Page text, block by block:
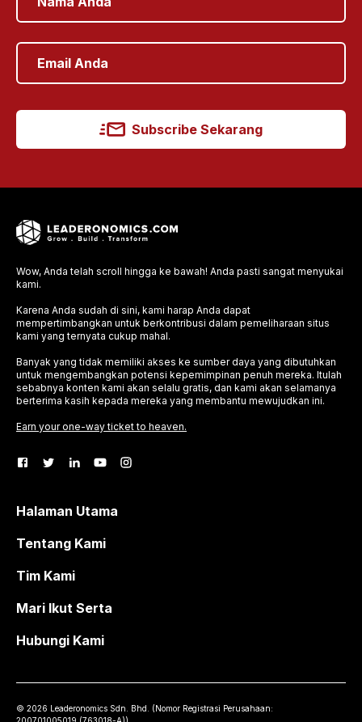
Subscribe Sekarang
Wow, Anda telah scroll hingga ke bawah! Anda pasti sangat menyukai
kami.
Karena Anda sudah di sini, kami harap Anda dapat
mempertimbangkan untuk berkontribusi dalam pemeliharaan situs
kami yang ternyata cukup mahal.
Banyak yang tidak memiliki akses ke sumber daya yang dibutuhkan
untuk mengembangkan potensi kepemimpinan penuh mereka. Itulah
sebabnya konten kami akan selalu gratis, dan kami akan selamanya
berterima kasih kepada mereka yang membantu mewujudkan ini.
Earn your one-way ticket to heaven.
Halaman Utama
Tentang Kami
Tim Kami
Mari Ikut Serta
Hubungi Kami
© 2026 Leaderonomics Sdn. Bhd. (Nomor Registrasi Perusahaan: